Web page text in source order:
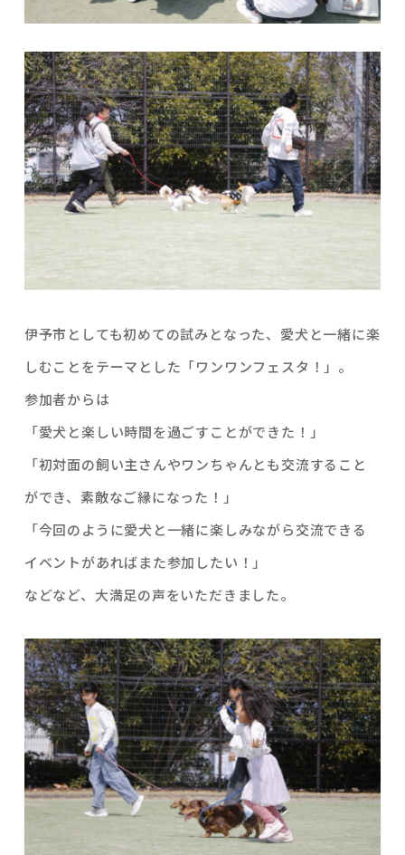
伊予市としても初めての試みとなった、愛犬と一緒に楽
しむことをテーマとした「ワンワンフェスタ！」。
参加者からは
「愛犬と楽しい時間を過ごすことができた！」
「初対面の飼い主さんやワンちゃんとも交流すること
ができ、素敵なご縁になった！」
「今回のように愛犬と一緒に楽しみながら交流できる
イベントがあればまた参加したい！」
などなど、大満足の声をいただきました。